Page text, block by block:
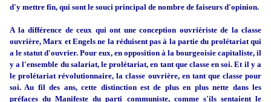
d'y mettre fin, qui sont le souci principal de nombre de faiseurs d'opinion.
A la différence de ceux qui ont une conception ouvriériste de la classe
ouvrière, Marx et Engels ne la réduisent pas à la partie du prolétariat qui
a le statut d'ouvrier. Pour eux, en opposition à la bourgeoisie capitaliste, il
y a l'ensemble du salariat, le prolétariat, en tant que classe en soi. Et il y a
le prolétariat révolutionnaire, la classe ouvrière, en tant que classe pour
soi. Au fil des ans, cette distinction est de plus en plus nette dans les
préfaces du Manifeste du parti communiste, comme s'ils sentaient le